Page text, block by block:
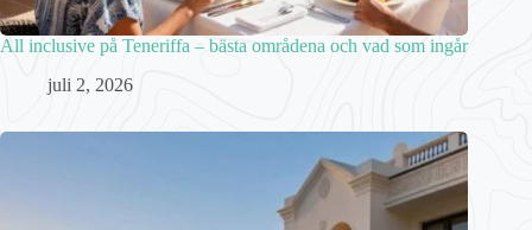
All inclusive på Teneriffa – bästa områdena och vad som ingår
juli 2, 2026